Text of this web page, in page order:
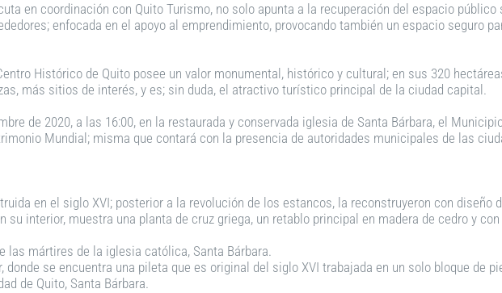
en coordinación con Quito Turismo, no solo apunta a la recuperación del espacio
enfocada en el apoyo al emprendimiento, provocando también un espacio seguro
Histórico de Quito posee un valor monumental, histórico y cultural; en sus 320
más sitios de interés, y es; sin duda, el atractivo turístico principal de la ciudad capital.
de 2020, a las 16:00, en la restaurada y conservada iglesia de Santa Bárbara, el
Mundial; misma que contará con la presencia de autoridades municipales de las
en el siglo XVI; posterior a la revolución de los estancos, la reconstruyeron con
interior, muestra una planta de cruz griega, un retablo principal en madera de cedro y con
las mártires de la iglesia católica, Santa Bárbara.
donde se encuentra una pileta que es original del siglo XVI trabajada en un solo bloque de
de Quito, Santa Bárbara.